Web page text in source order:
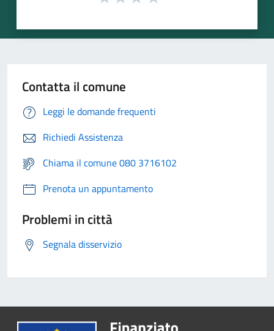
Contatta il comune
Leggi le domande frequenti
Richiedi Assistenza
Chiama il comune 080 3716102
Prenota un appuntamento
Problemi in città
Segnala disservizio